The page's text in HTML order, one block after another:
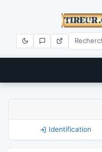
Identification